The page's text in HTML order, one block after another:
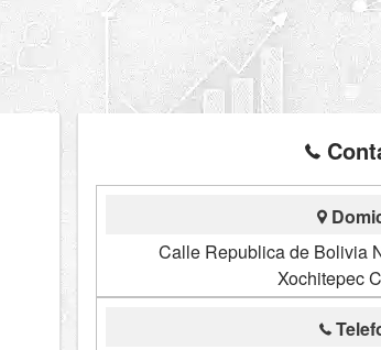
Calle Republica de Bolivia
Xochitepec